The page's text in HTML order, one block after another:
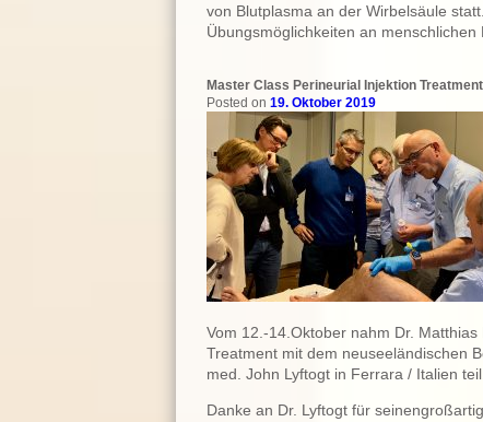
von Blutplasma an der Wirbelsäule
Übungsmöglichkeiten an menschlichen
Master Class Perineurial Injektion
Posted on19. Oktober 2019
Vom 12.-14.Oktober nahm Dr.
Treatment mit dem neuseeländischen
med. John Lyftogt in Ferrara / Italien teil.
Danke an Dr. Lyftogt für